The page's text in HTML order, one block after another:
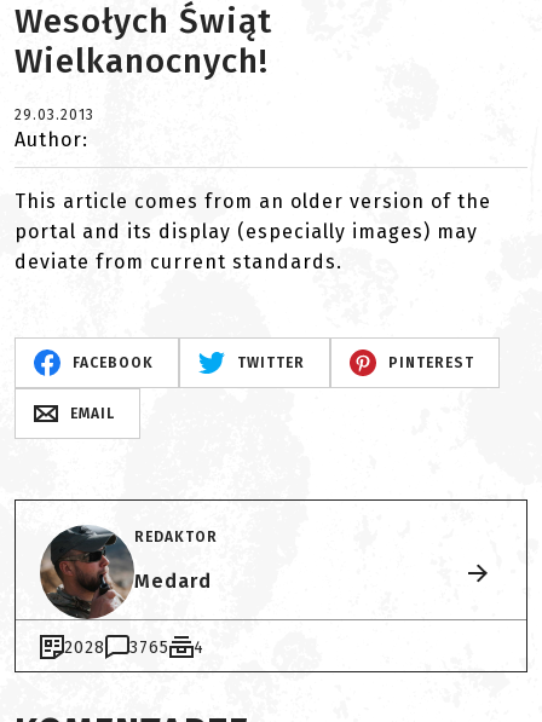
Wesołych Świąt
Wielkanocnych!
29.03.2013
Author:
This article comes from an older version of the
portal and its display (especially images) may
deviate from current standards.
FACEBOOK TWITTER PINTEREST
EMAIL
REDAKTOR
Medard
2028 3765 4